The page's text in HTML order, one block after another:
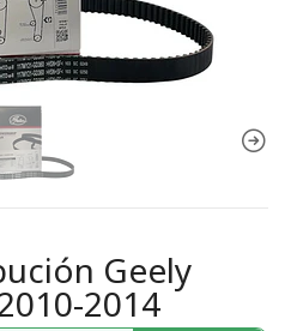
Geely
2014